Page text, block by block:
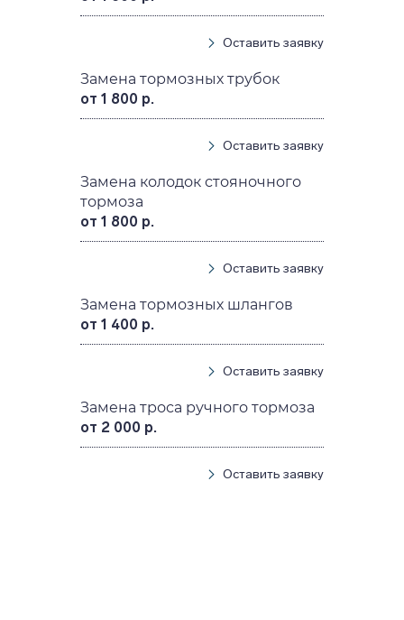
Оставить заявку
Замена тормозных трубок
от 1 800 р.
Оставить заявку
Замена колодок стояночного
тормоза
от 1 800 р.
Оставить заявку
Замена тормозных шлангов
от 1 400 р.
Оставить заявку
Замена троса ручного тормоза
от 2 000 р.
Оставить заявку